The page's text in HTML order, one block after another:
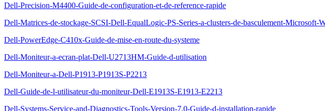
Dell-Precision-M4400-Guide-de-configuration-et-de-reference-rapide
Dell-Matrices-de-stockage-SCSI-Dell-EqualLogic-PS-Series-a-clusters-de-basculement-Microsoft-
Dell-PowerEdge-C410x-Guide-de-mise-en-route-du-systeme
Dell-Moniteur-a-ecran-plat-Dell-U2713HM-Guide-d-utilisation
Dell-Moniteur-a-Dell-P1913-P1913S-P2213
Dell-Guide-de-l-utilisateur-du-moniteur-Dell-E1913S-E1913-E2213
Dell-Systems-Service-and-Diagnostics-Tools-Version-7.0-Guide-d-installation-rapide